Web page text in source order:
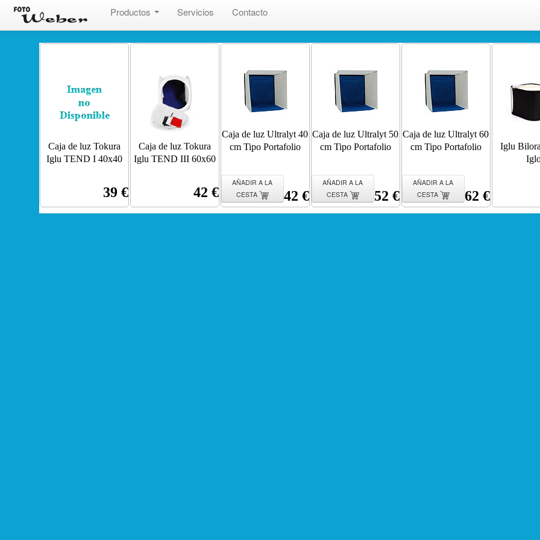
Productos Servicios Contacto
Caja de luz Tokura
Iglu TEND I 40x40
39 €
Caja de luz Tokura
Iglu TEND III 60x60
42 €
Caja de luz Ultralyt 40
cm Tipo Portafolio
AÑADIR A LA
CESTA
42 €
Caja de luz Ultralyt 50
cm Tipo Portafolio
AÑADIR A LA
CESTA
52 €
Caja de luz Ultralyt 60
cm Tipo Portafolio
AÑADIR A LA
CESTA
62 €
Iglu